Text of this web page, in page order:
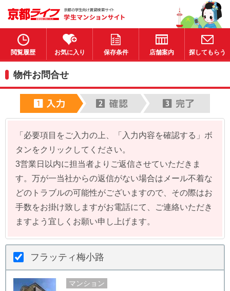
閲覧履歴 お気に入り 保存条件 店舗案内 探してもらう
物件お問合せ
「必要項目をご入力の上、「入力内容を確認する」ボ
タンをクリックしてください。
3営業日以内に担当者よりご返信させていただきま
す。万が一当社からの返信がない場合はメール不着な
どのトラブルの可能性がございますので、その際はお
手数をお掛け致しますがお電話にて、ご連絡いただき
ますよう宜しくお願い申し上げます。
フラッティ梅小路
マンション